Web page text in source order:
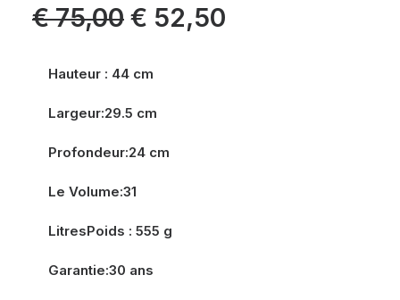
€75,00 Le
prix
initial
€ 75,00.
€ 52,50
Hauteur : 44 cm
Largeur:29.5 cm
Profondeur:24 cm
Le Volume:31
LitresPoids : 555 g
Garantie:30 ans